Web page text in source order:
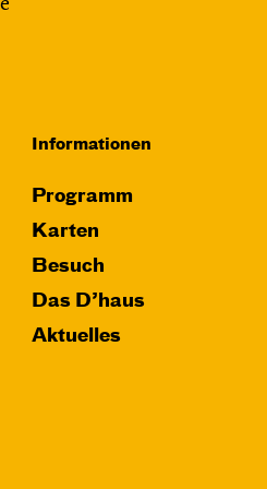
Fuchs
– 11:00
Matts Johan
Informationen
Programm
Karten
Besuch
Das D’haus
Aktuelles